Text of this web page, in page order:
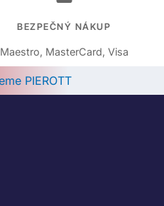
BEZPEČNÝ NÁKUP
Maestro, MasterCard, Visa